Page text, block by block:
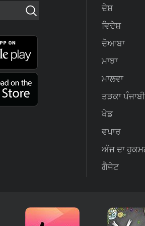
ਦੇਸ਼
ਵਿਦੇਸ਼
ਦੋਆਬਾ
ਮਾਝਾ
ਮਾਲਵਾ
ਤੜਕਾ ਪੰਜਾਬੀ
ਖੇਡ
ਵਪਾਰ
ਅੱਜ ਦਾ
ਗੈਜੇਟ